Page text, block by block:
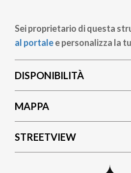
Sei proprietario di questa
al portalee personalizza la
DISPONIBILITÀ
MAPPA
STREETVIEW